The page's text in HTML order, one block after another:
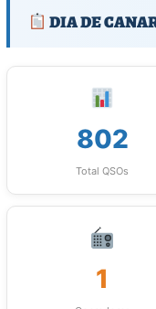
DIA DE
802
Total QSOs
1